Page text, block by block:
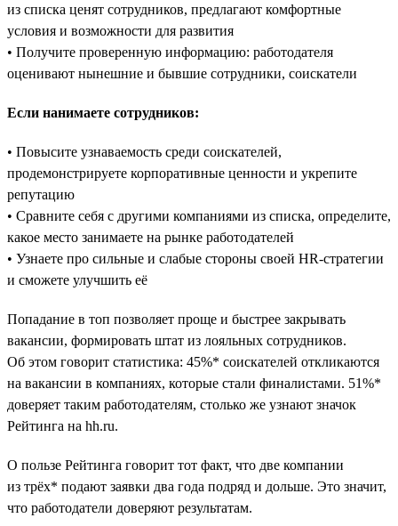
из списка ценят сотрудников, предлагают комфортные
условия и возможности для развития
• Получите проверенную информацию: работодателя
оценивают нынешние и бывшие сотрудники, соискатели
Если нанимаете сотрудников:
• Повысите узнаваемость среди соискателей,
продемонстрируете корпоративные ценности и укрепите
репутацию
• Сравните себя с другими компаниями из списка, определите,
какое место занимаете на рынке работодателей
• Узнаете про сильные и слабые стороны своей HR-стратегии
и сможете улучшить её
Попадание в топ позволяет проще и быстрее закрывать
вакансии, формировать штат из лояльных сотрудников.
Об этом говорит статистика: 45%* соискателей откликаются
на вакансии в компаниях, которые стали финалистами. 51%*
доверяет таким работодателям, столько же узнают значок
Рейтинга на hh.ru.
О пользе Рейтинга говорит тот факт, что две компании
из трёх* подают заявки два года подряд и дольше. Это значит,
что работодатели доверяют результатам.